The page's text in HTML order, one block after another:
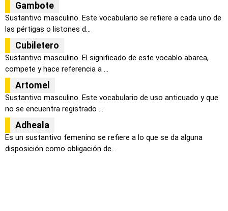
Gambote
Sustantivo masculino. Este vocabulario se refiere a cada uno de
las pértigas o listones d...
Cubiletero
Sustantivo masculino. El significado de este vocablo abarca,
compete y hace referencia a ...
Artomel
Sustantivo masculino. Este vocabulario de uso anticuado y que
no se encuentra registrado ...
Adheala
Es un sustantivo femenino se refiere a lo que se da alguna
disposición como obligación de...